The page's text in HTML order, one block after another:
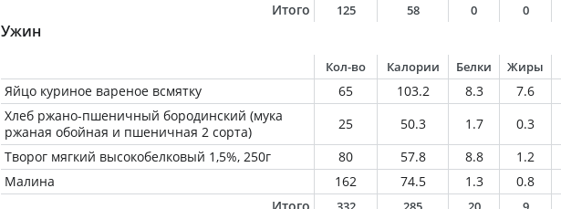
Итого
125 58 0 0
Ужин
Кол-во Калории Белки Жиры
Яйцо куриное вареное всмятку 65 103.2 8.3 7.6
Хлеб ржано-пшеничный бородинский (мука
ржаная обойная и пшеничная 2 сорта)
25 50.3 1.7 0.3
Творог мягкий высокобелковый 1,5%, 250г
80 57.8 8.8 1.2
Малина
162 74.5 1.3 0.8